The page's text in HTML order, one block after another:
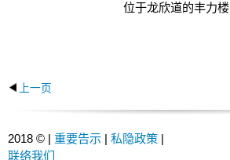
位于龙欣道的丰力楼
上一页
2018 © | 重要告示 | 私隐政策 |
联络我们